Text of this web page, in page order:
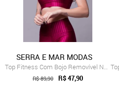
SERRA E MAR MODAS
Top Fitness Com Bojo Removível New Zig 3d Rosa
R$ 89,90 R$ 47,90